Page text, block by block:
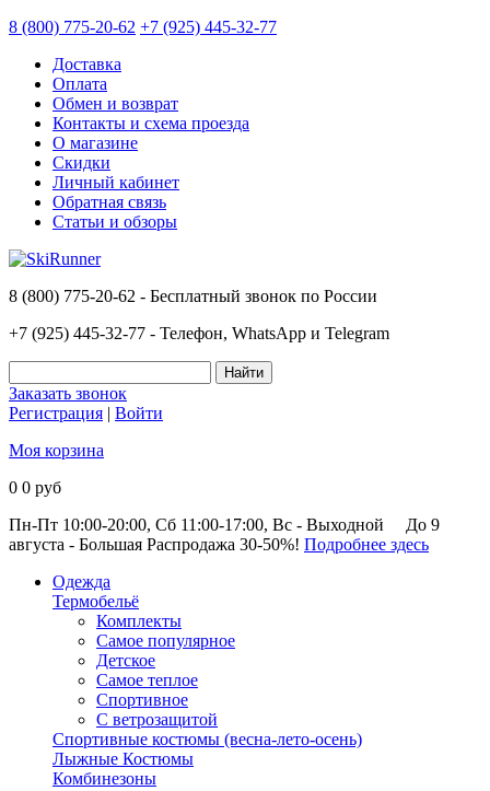
8 (800) 775-20-62 +7 (925) 445-32-77
Доставка
Оплата
Обмен и возврат
Контакты и схема проезда
О магазине
Скидки
Личный кабинет
Обратная связь
Статьи и обзоры
8 (800) 775-20-62 - Бесплатный звонок по России
+7 (925) 445-32-77 - Телефон, WhatsApp и Telegram
Заказать звонок
Регистрация | Войти
Моя корзина
0 0 руб
Пн-Пт 10:00-20:00, Сб 11:00-17:00, Вс - Выходной
До 9
августа - Большая Распродажа 30-50%! Подробнее здесь
Одежда
Термобельё
Комплекты
Самое популярное
Детское
Самое теплое
Спортивное
С ветрозащитой
Спортивные костюмы (весна-лето-осень)
Лыжные Костюмы
Комбинезоны